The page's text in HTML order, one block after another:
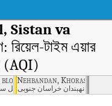
Sistan va
রিয়েল-টাইম এয়ার
(AQI)
blouchestan
زابل
Nehbandan, Khorasan
نهبندان خراسان جنوبی